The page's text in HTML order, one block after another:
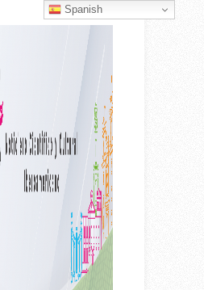
Spanish